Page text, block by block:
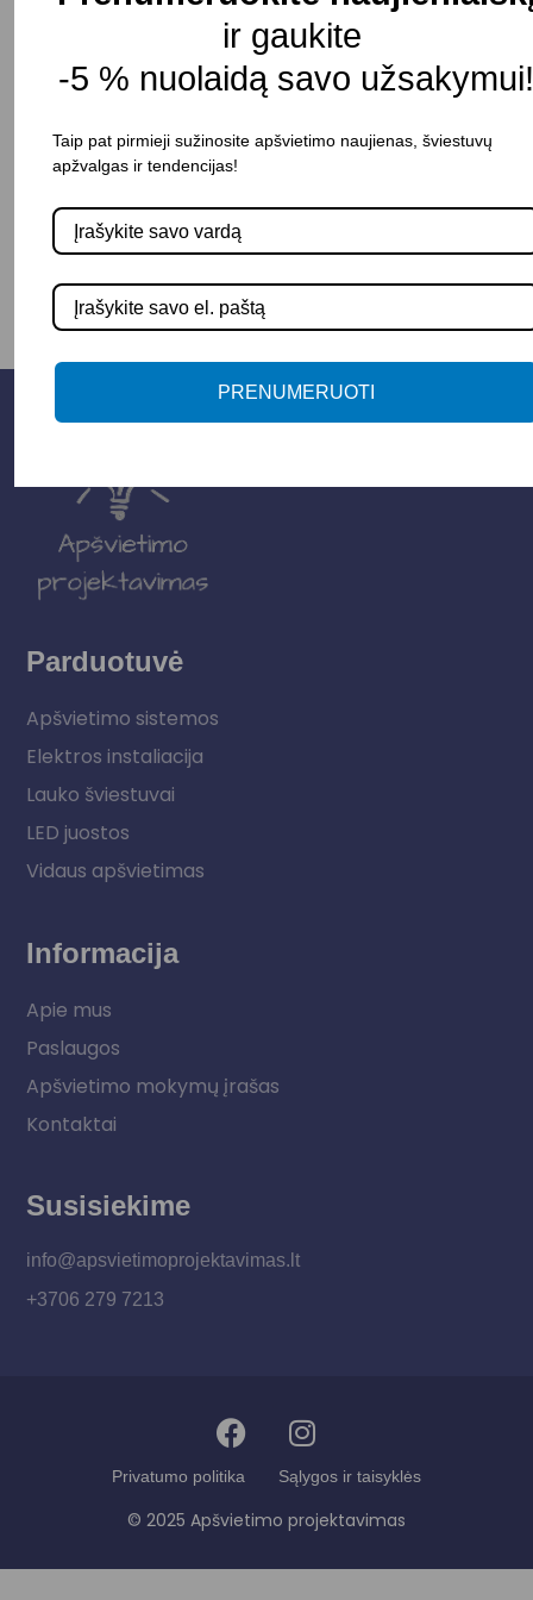
Atsparumas drėgmei: IP65
Pristatymo terminas: 15 – 20 d. d.
+ Į KREPŠELĮ
Parduotuvė
Apšvietimo sistemos
Elektros instaliacija
Lauko šviestuvai
LED juostos
Vidaus apšvietimas
Informacija
Apie mus
Paslaugos
Apšvietimo mokymų įrašas
Kontaktai
Susisiekime
info@apsvietimoprojektavimas.lt
+3706 279 7213
Privatumo politika Sąlygos ir taisyklės
© 2025 Apšvietimo projektavimas
ir gaukite
-5 % nuolaidą savo užsakymui!
Taip pat pirmieji sužinosite apšvietimo naujienas, šviestuvų
apžvalgas ir tendencijas!
PRENUMERUOTI